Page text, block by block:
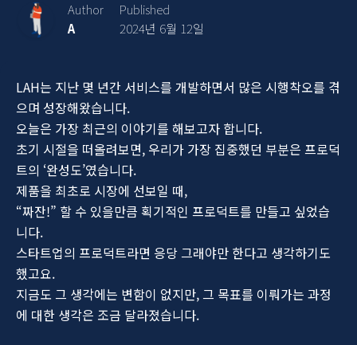
Author
A
Published
2024년 6월 12일
LAH는 지난 몇 년간 서비스를 개발하면서 많은 시행착오를 겪
으며 성장해왔습니다.
오늘은 가장 최근의 이야기를 해보고자 합니다.
초기 시절을 떠올려보면, 우리가 가장 집중했던 부분은 프로덕
트의 ‘완성도’였습니다.
제품을 최초로 시장에 선보일 때,
“짜잔!” 할 수 있을만큼 획기적인 프로덕트를 만들고 싶었습
니다.
스타트업의 프로덕트라면 응당 그래야만 한다고 생각하기도
했고요.
지금도 그 생각에는 변함이 없지만, 그 목표를 이뤄가는 과정
에 대한 생각은 조금 달라졌습니다.